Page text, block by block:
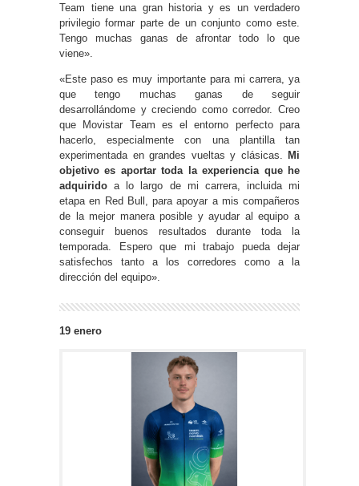
Team tiene una gran historia y es un verdadero
privilegio formar parte de un conjunto como este.
Tengo muchas ganas de afrontar todo lo que
viene».
«Este paso es muy importante para mi carrera, ya
que tengo muchas ganas de seguir
desarrollándome y creciendo como corredor. Creo
que Movistar Team es el entorno perfecto para
hacerlo, especialmente con una plantilla tan
experimentada en grandes vueltas y clásicas.
Mi
objetivo es aportar toda la experiencia que he
adquirido a lo largo de mi carrera, incluida mi
etapa en Red Bull, para apoyar a mis compañeros
de la mejor manera posible y ayudar al equipo a
conseguir buenos resultados durante toda la
temporada. Espero que mi trabajo pueda dejar
satisfechos tanto a los corredores como a la
dirección del equipo».
19 enero